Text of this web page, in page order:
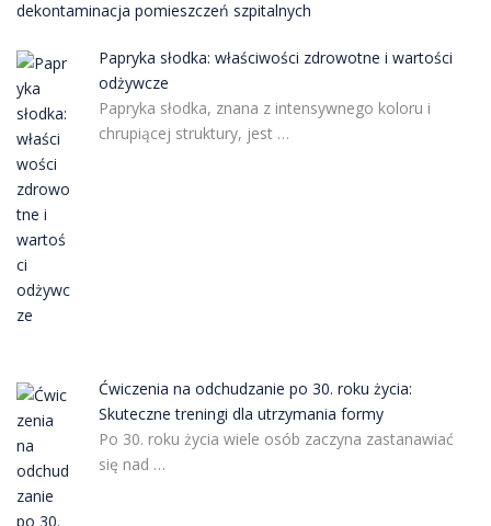
dekontaminacja pomieszczeń szpitalnych
Papryka słodka: właściwości zdrowotne i wartości
odżywcze
Papryka słodka, znana z intensywnego koloru i
chrupiącej struktury, jest …
Ćwiczenia na odchudzanie po 30. roku życia:
Skuteczne treningi dla utrzymania formy
Po 30. roku życia wiele osób zaczyna zastanawiać
się nad …